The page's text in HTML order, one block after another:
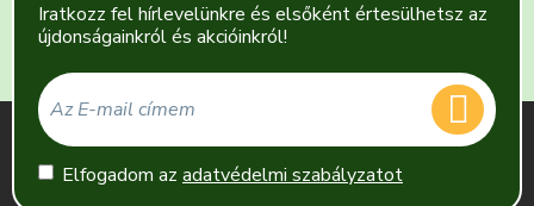
Iratkozz fel hírlevelünkre és elsőként értesülhetsz az
újdonságainkról és akcióinkról!
Elfogadom az adatvédelmi szabályzatot